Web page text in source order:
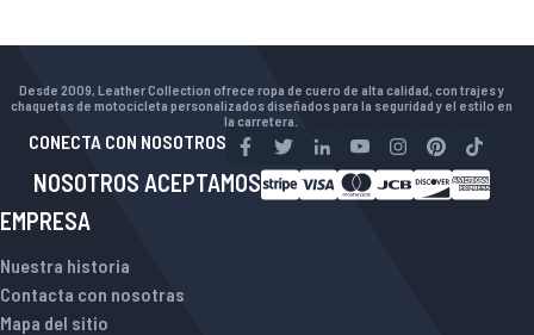
Desde 2009, Leather Collection ofrece ropa de cuero de alta calidad, con trajes y
chaquetas de motocicleta personalizados diseñados para la seguridad y el estilo en
la carretera.
CONECTA CON NOSOTROS
NOSOTROS ACEPTAMOS
EMPRESA
Nuestra historia
Contacta con nosotras
Mapa del sitio